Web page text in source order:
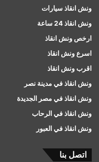
ونش انقاذ سيارات
ونش انقاذ 24 ساعة
ارخص ونش انقاذ
اسرع ونش انقاذ
اقرب ونش انقاذ
ونش انقاذ في مدينة نصر
ونش انقاذ في مصر الجديدة
ونش انقاذ في الرحاب
ونش انقاذ في العبور
اتصل بنا